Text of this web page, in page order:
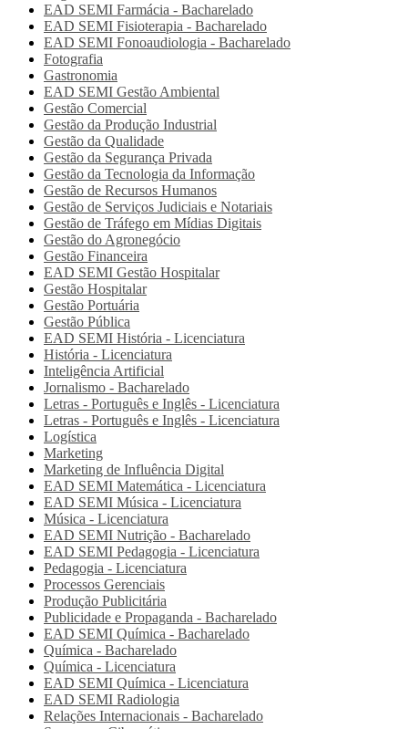
EAD SEMI Farmácia - Bacharelado
EAD SEMI Fisioterapia - Bacharelado
EAD SEMI Fonoaudiologia - Bacharelado
Fotografia
Gastronomia
EAD SEMI Gestão Ambiental
Gestão Comercial
Gestão da Produção Industrial
Gestão da Qualidade
Gestão da Segurança Privada
Gestão da Tecnologia da Informação
Gestão de Recursos Humanos
Gestão de Serviços Judiciais e Notariais
Gestão de Tráfego em Mídias Digitais
Gestão do Agronegócio
Gestão Financeira
EAD SEMI Gestão Hospitalar
Gestão Hospitalar
Gestão Portuária
Gestão Pública
EAD SEMI História - Licenciatura
História - Licenciatura
Inteligência Artificial
Jornalismo - Bacharelado
Letras - Português e Inglês - Licenciatura
Letras - Português e Inglês - Licenciatura
Logística
Marketing
Marketing de Influência Digital
EAD SEMI Matemática - Licenciatura
EAD SEMI Música - Licenciatura
Música - Licenciatura
EAD SEMI Nutrição - Bacharelado
EAD SEMI Pedagogia - Licenciatura
Pedagogia - Licenciatura
Processos Gerenciais
Produção Publicitária
Publicidade e Propaganda - Bacharelado
EAD SEMI Química - Bacharelado
Química - Bacharelado
Química - Licenciatura
EAD SEMI Química - Licenciatura
EAD SEMI Radiologia
Relações Internacionais - Bacharelado